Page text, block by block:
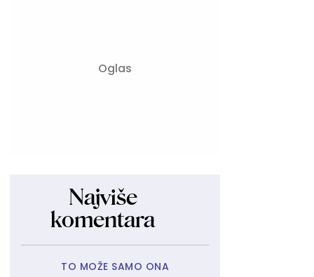
Najviše
komentara
TO MOŽE SAMO ONA